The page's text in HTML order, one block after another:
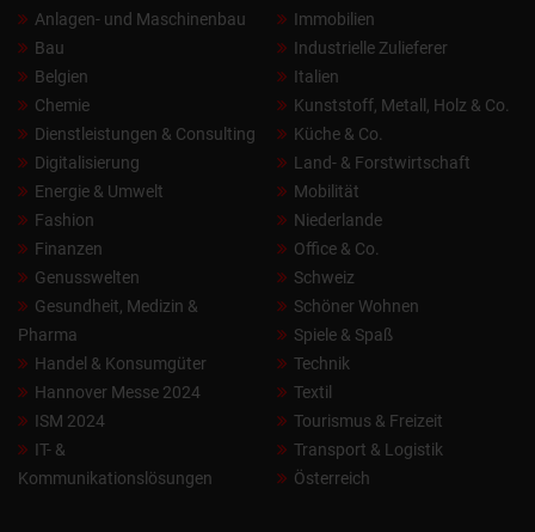
Anlagen- und Maschinenbau
Bau
Belgien
Chemie
Dienstleistungen & Consulting
Digitalisierung
Energie & Umwelt
Fashion
Finanzen
Genusswelten
Gesundheit, Medizin &
Pharma
Handel & Konsumgüter
Hannover Messe 2024
ISM 2024
IT- &
Kommunikationslösungen
Immobilien
Industrielle Zulieferer
Italien
Kunststoff, Metall, Holz & Co.
Küche & Co.
Land- & Forstwirtschaft
Mobilität
Niederlande
Office & Co.
Schweiz
Schöner Wohnen
Spiele & Spaß
Technik
Textil
Tourismus & Freizeit
Transport & Logistik
Österreich